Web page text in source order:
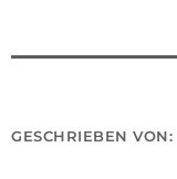
GESCHRIEBEN VON: